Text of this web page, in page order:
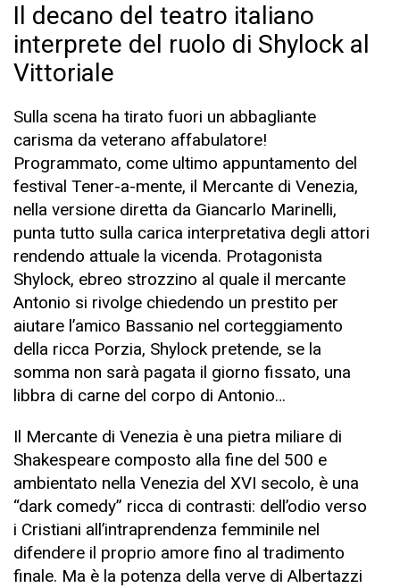
Il decano del teatro italiano
interprete del ruolo di Shylock al
Vittoriale
Sulla scena ha tirato fuori un abbagliante
carisma da veterano affabulatore!
Programmato, come ultimo appuntamento del
festival Tener-a-mente, il Mercante di Venezia,
nella versione diretta da Giancarlo Marinelli,
punta tutto sulla carica interpretativa degli attori
rendendo attuale la vicenda. Protagonista
Shylock, ebreo strozzino al quale il mercante
Antonio si rivolge chiedendo un prestito per
aiutare l’amico Bassanio nel corteggiamento
della ricca Porzia, Shylock pretende, se la
somma non sarà pagata il giorno fissato, una
libbra di carne del corpo di Antonio…
Il Mercante di Venezia è una pietra miliare di
Shakespeare composto alla fine del 500 e
ambientato nella Venezia del XVI secolo, è una
“dark comedy” ricca di contrasti: dell’odio verso
i Cristiani all’intraprendenza femminile nel
difendere il proprio amore fino al tradimento
finale. Ma è la potenza della verve di Albertazzi